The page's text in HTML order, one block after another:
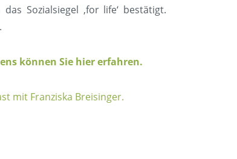
Sozialsiegel ‚for life‘ bestätigt.
können Sie hier erfahren.
mit Franziska Breisinger.